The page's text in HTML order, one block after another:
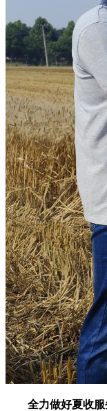
全力做好夏收服